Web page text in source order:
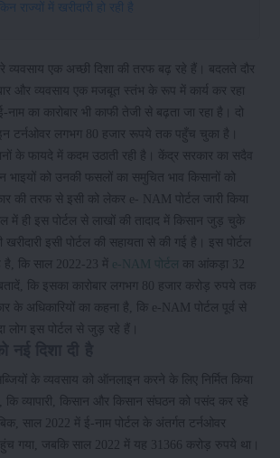
राज्यों में खरीदारी हो रही है
एक अच्छी दिशा की तरफ बढ़ रहे हैं। बदलते दौर
और व्यवसाय एक मजबूत स्तंभ के रूप में कार्य कर रहा
का कारोबार भी काफी तेजी से बढ़ता जा रहा है। दो
टर्नओवर लगभग 80 हजार रूपये तक पहुँच चुका है।
के फायदे में कदम उठाती रही है। केंद्र सरकार का सदैव
भाइयों को उनकी फसलों का समुचित भाव किसानों को
की तरफ से इसी को लेकर e- NAM पोर्टल जारी किया
में ही इस पोर्टल से लाखों की तादाद में किसान जुड़ चुके
इसी पोर्टल की सहायता से की गई है। इस पोर्टल
कि साल 2022-23 में e-NAM पोर्टल का आंकड़ा 32
कि इसका कारोबार लगभग 80 हजार करोड़ रुपये तक
के अधिकारियों का कहना है, कि e-NAM पोर्टल पूर्व से
लोग इस पोर्टल से जुड़ रहे हैं।
के व्यवसाय को ऑनलाइन करने के लिए निर्मित किया
व्यापारी, किसान और किसान संघठन को पसंद कर रहे
साल 2022 में ई-नाम पोर्टल के अंतर्गत टर्नओवर
गया, जबकि साल 2022 में यह 31366 करोड़ रुपये था।